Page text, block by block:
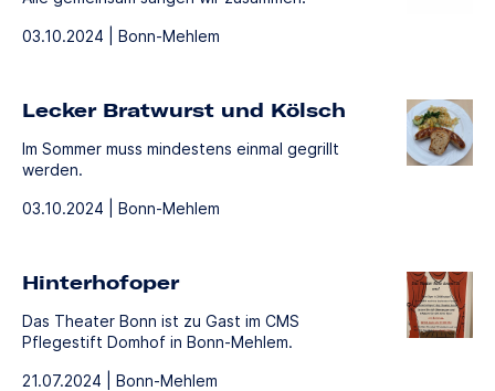
03.10.2024 | Bonn-Mehlem
Lecker Bratwurst und Kölsch
Im Sommer muss mindestens einmal gegrillt
werden.
03.10.2024 | Bonn-Mehlem
Hinterhofoper
Das Theater Bonn ist zu Gast im CMS
Pflegestift Domhof in Bonn-Mehlem.
21.07.2024 | Bonn-Mehlem